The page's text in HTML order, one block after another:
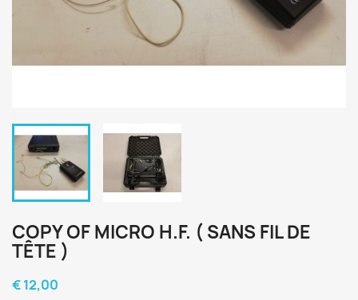
COPY OF MICRO H.F. ( SANS FIL DE
TÊTE )
€ 12,00